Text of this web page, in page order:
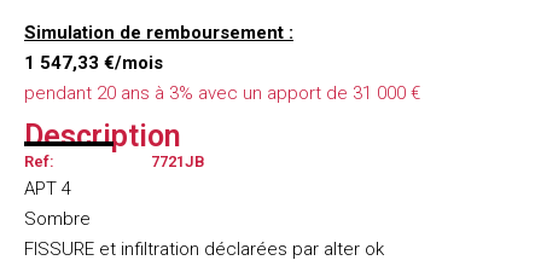
Simulation de remboursement :
1 547,33 €/mois
pendant 20 ans à 3% avec un apport de 31 000 €
Description
Ref: 7721JB
APT 4
Sombre
FISSURE et infiltration déclarées par alter ok